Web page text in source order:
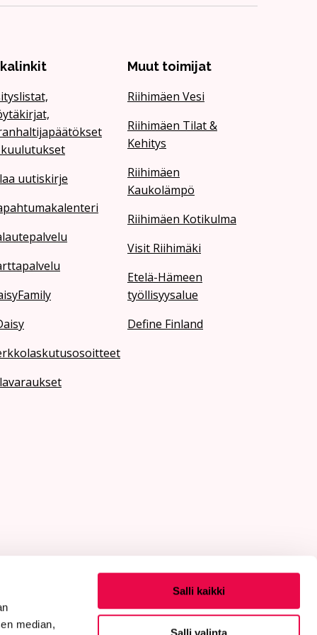
median,
Salli kaikki
Salli valinta
uutiskirje
Muut toimijat
Riihimäen Vesi
Riihimäen Tilat &
Kehitys
Riihimäen
Kaukolämpö
Riihimäen Kotikulma
Visit Riihimäki
Etelä-Hämeen
työllisyysalue
Define Finland